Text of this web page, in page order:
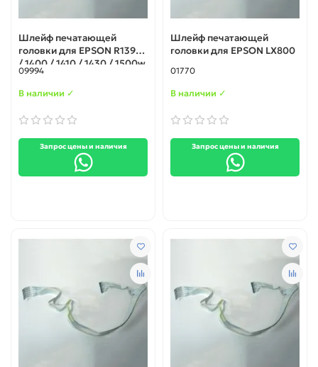
Шлейф печатающей
головки для EPSON R1390
/ 1400 / 1410 / 1430 / 1500w
/ L1800
09994
В наличии ✓
Запрос цены и наличия
Шлейф печатающей
головки для EPSON LX800
01770
В наличии ✓
Запрос цены и наличия